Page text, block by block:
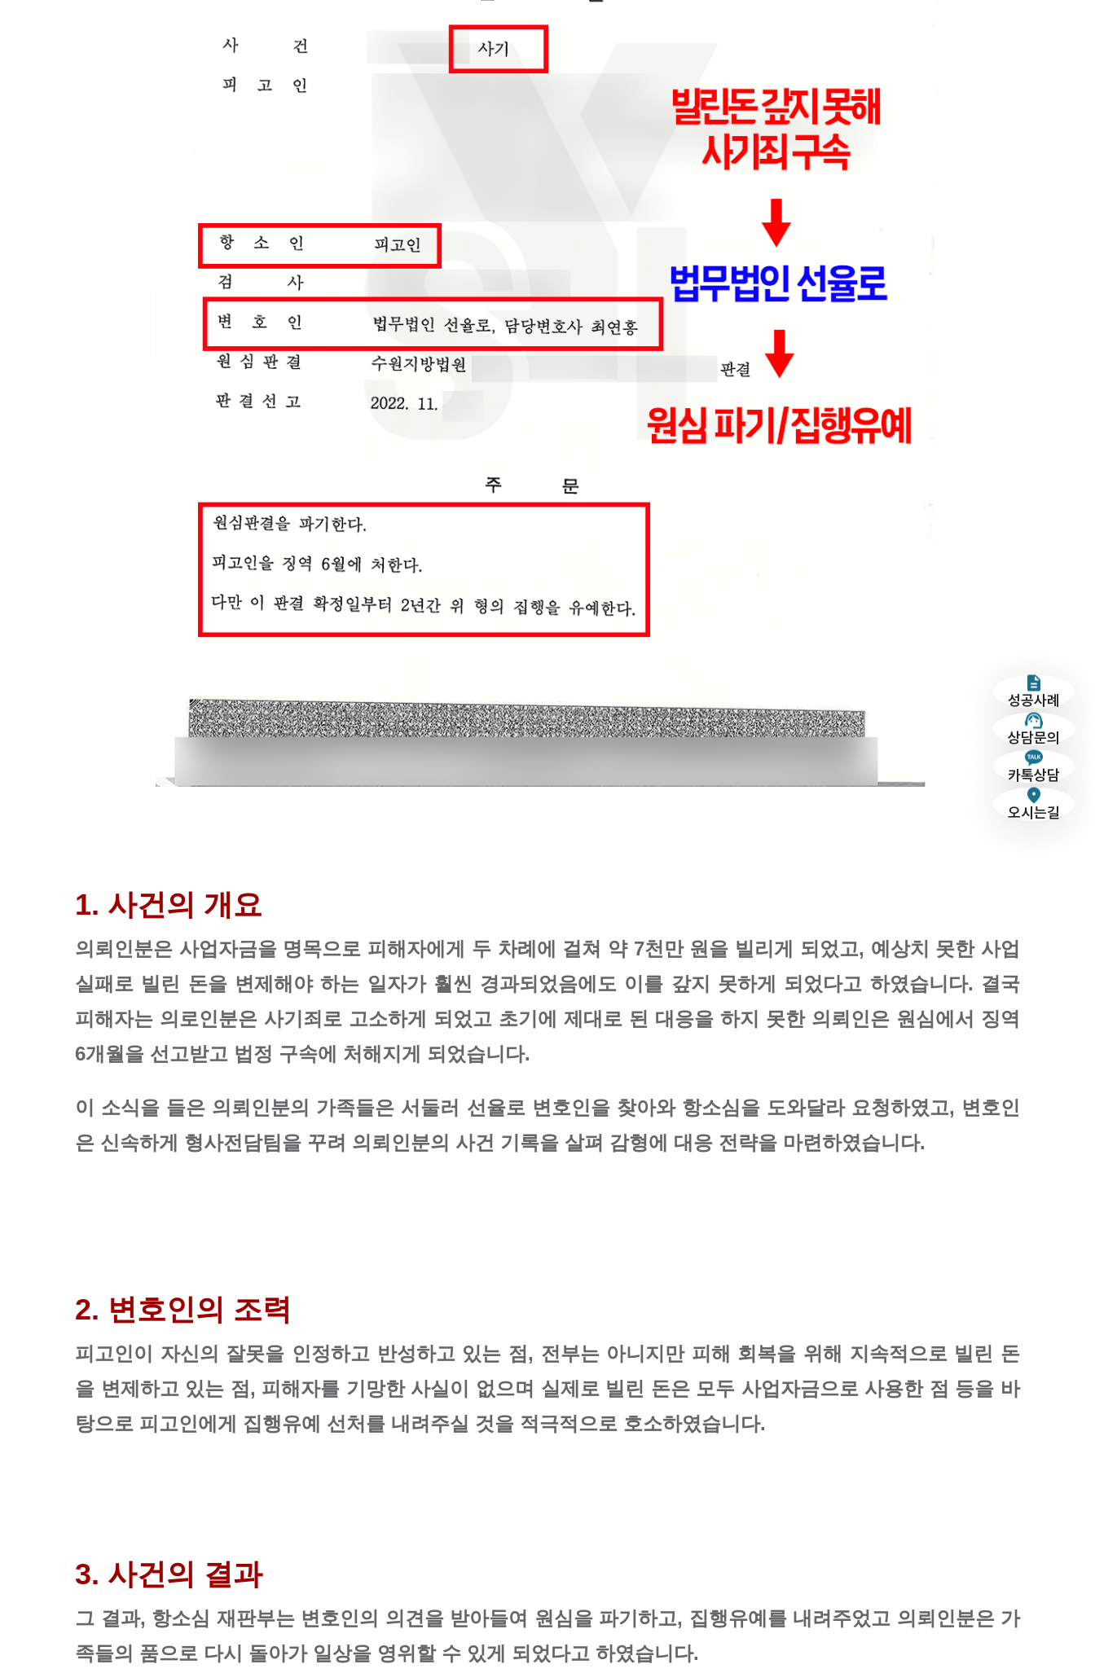
성공사례
상담문의
카톡상담
오시는길
1. 사건의 개요
의뢰인분은 사업자금을 명목으로 피해자에게 두 차례에 걸쳐 약 7천만 원을 빌리게 되었고, 예상치 못한 사업
실패로 빌린 돈을 변제해야 하는 일자가 훨씬 경과되었음에도 이를 갚지 못하게 되었다고 하였습니다. 결국
피해자는 의로인분은 사기죄로 고소하게 되었고 초기에 제대로 된 대응을 하지 못한 의뢰인은 원심에서 징역
6개월을 선고받고 법정 구속에 처해지게 되었습니다.
이 소식을 들은 의뢰인분의 가족들은 서둘러 선율로 변호인을 찾아와 항소심을 도와달라 요청하였고, 변호인
은 신속하게 형사전담팀을 꾸려 의뢰인분의 사건 기록을 살펴 감형에 대응 전략을 마련하였습니다.
2. 변호인의 조력
피고인이 자신의 잘못을 인정하고 반성하고 있는 점, 전부는 아니지만 피해 회복을 위해 지속적으로 빌린 돈
을 변제하고 있는 점, 피해자를 기망한 사실이 없으며 실제로 빌린 돈은 모두 사업자금으로 사용한 점 등을 바
탕으로 피고인에게 집행유예 선처를 내려주실 것을 적극적으로 호소하였습니다.
3. 사건의 결과
그 결과, 항소심 재판부는 변호인의 의견을 받아들여 원심을 파기하고, 집행유예를 내려주었고 의뢰인분은 가
족들의 품으로 다시 돌아가 일상을 영위할 수 있게 되었다고 하였습니다.